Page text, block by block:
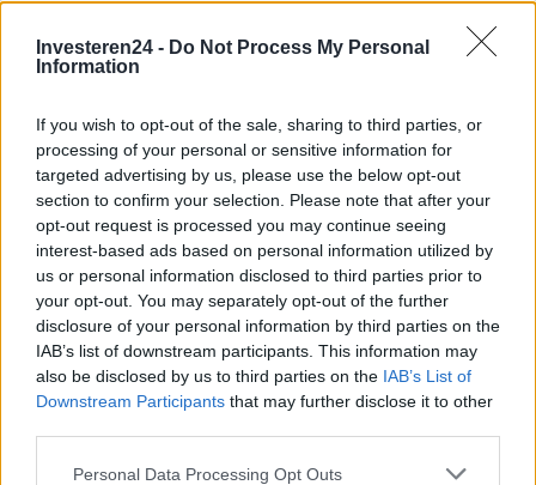
Investeren24 - Do Not Process My Personal
Information
If you wish to opt-out of the sale, sharing to third parties, or
processing of your personal or sensitive information for
targeted advertising by us, please use the below opt-out
section to confirm your selection. Please note that after your
opt-out request is processed you may continue seeing
interest-based ads based on personal information utilized by
us or personal information disclosed to third parties prior to
your opt-out. You may separately opt-out of the further
disclosure of your personal information by third parties on the
IAB’s list of downstream participants. This information may
also be disclosed by us to third parties on the IAB’s List of
Downstream Participants that may further disclose it to other
Please note that this website/app uses one or more Google
Personal Data Processing Opt Outs
FINANCIERING